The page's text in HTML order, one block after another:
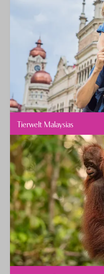
Vulkanen und dem
erfahrenen Malaysia
ein persönliches
zusammen.
Tierwelt Malaysias